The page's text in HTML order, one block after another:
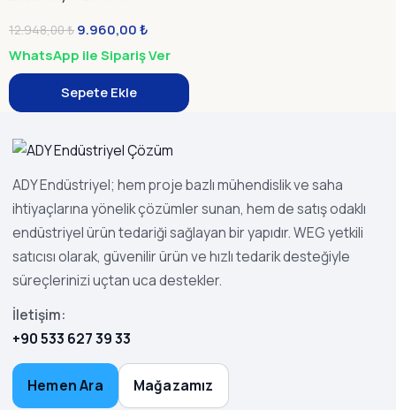
12.948,00₺ 9.960,00₺
WhatsApp ile Sipariş Ver
Sepete Ekle
ADY Endüstriyel; hem proje bazlı mühendislik ve saha
ihtiyaçlarına yönelik çözümler sunan, hem de satış odaklı
endüstriyel ürün tedariği sağlayan bir yapıdır. WEG yetkili
satıcısı olarak, güvenilir ürün ve hızlı tedarik desteğiyle
süreçlerinizi uçtan uca destekler.
İletişim:
+90 533 627 39 33
Hemen Ara Mağazamız